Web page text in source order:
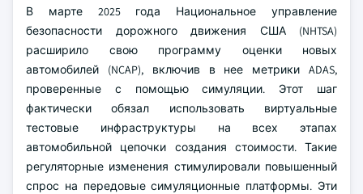
В марте 2025 года Национальное управление
безопасности дорожного движения США (NHTSA)
расширило свою программу оценки новых
автомобилей (NCAP), включив в нее метрики ADAS,
проверенные с помощью симуляции. Этот шаг
фактически обязал использовать виртуальные
тестовые инфраструктуры на всех этапах
автомобильной цепочки создания стоимости. Такие
регуляторные изменения стимулировали повышенный
спрос на передовые симуляционные платформы. Эти